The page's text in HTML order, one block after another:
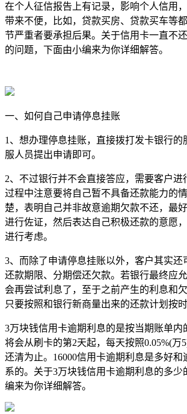
在个人征信报告上有记录，影响个人信用
带来不便，比如，贷款买房、贷款买车等
节严重者要承担后果。关于信用卡一直不
的问题，下面由小编来为你详细解答。
一、如何自己申请停息挂账
1、想办理停息挂账，直接拨打发卡银行的
服人员提出申请即可。
2、不过银行并不会直接答应，需要客户进
过程中注意要将自己暂不具备还款能力的
楚，表明自己并非故意逾期欠款不还，最
进行佐证，然后表达自己积极还款的意愿
进行考虑。
3、而除了申请停息挂账以外，客户其实还
还款期限、分期偿还欠款。若银行最终应
会再尝试利息了，至于之前产生的利息和
只要按照和银行新商量出来的还款计划按
3万块钱信用卡逾期利息的是按当期账单内
将会从刷卡的第2天起，每天按照0.05%(万
还清为止。16000信用卡逾期利息是多好和
系的。关于3万块钱信用卡逾期利息的多少
编来为你详细解答。